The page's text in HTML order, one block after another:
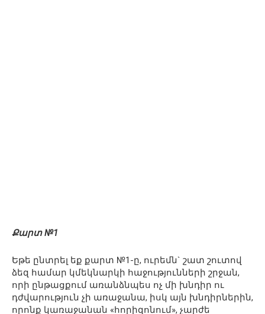
Քարտ №1
Եթե ընտրել եք քարտ №1-ը, ուրեմն` շատ շուտով
ձեզ համար կմեկնարկի հաջությունների շրջան,
որի ընթացքում առանձնպես ոչ մի խնդիր ու
դժվարություն չի առաջանա, իսկ այն խնդիրներին,
որոնք կառաջանան «հորիզոնում», չարժե